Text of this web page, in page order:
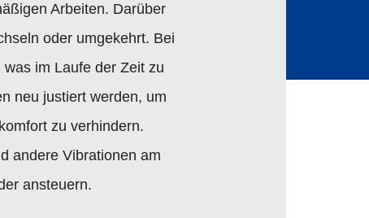
Arbeiten. Darüber
oder umgekehrt. Bei
im Laufe der Zeit zu
neu justiert werden, um
zu verhindern.
andere Vibrationen am
ansteuern.